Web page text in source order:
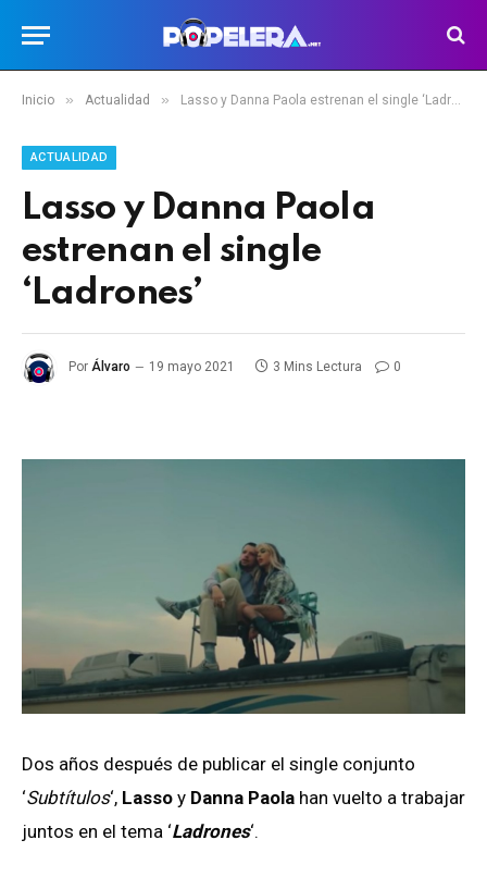
Inicio » Actualidad » Lasso y Danna Paola estrenan el single ‘Ladrones’
ACTUALIDAD
Lasso y Danna Paola
estrenan el single
‘Ladrones’
Por Álvaro 19 mayo 2021 3 Mins Lectura 0
Dos años después de publicar el single conjunto
‘Subtítulos‘, Lasso y Danna Paola han vuelto a trabajar
juntos en el tema ‘Ladrones‘.